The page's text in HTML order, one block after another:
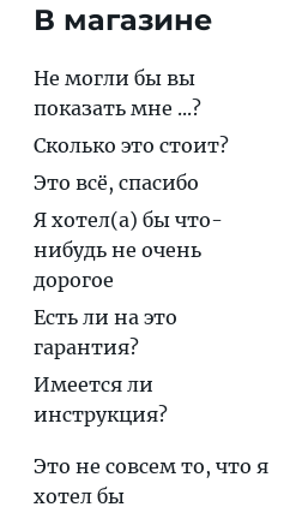
В магазине
Не могли бы вы
показать мне ...?
Сколько это стоит?
Это всё, спасибо
Я хотел(а) бы что-
нибудь не очень
дорогое
Есть ли на это
гарантия?
Имеется ли
инструкция?
Это не совсем то, что я
хотел бы